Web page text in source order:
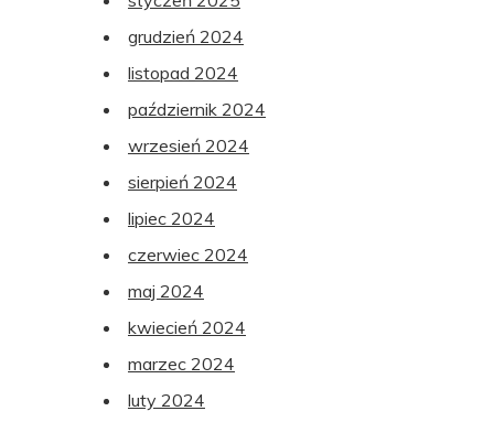
grudzień 2024
listopad 2024
październik 2024
wrzesień 2024
sierpień 2024
lipiec 2024
czerwiec 2024
maj 2024
kwiecień 2024
marzec 2024
luty 2024